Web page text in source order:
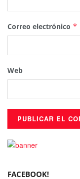
Correo electrónico *
Web
FACEBOOK!